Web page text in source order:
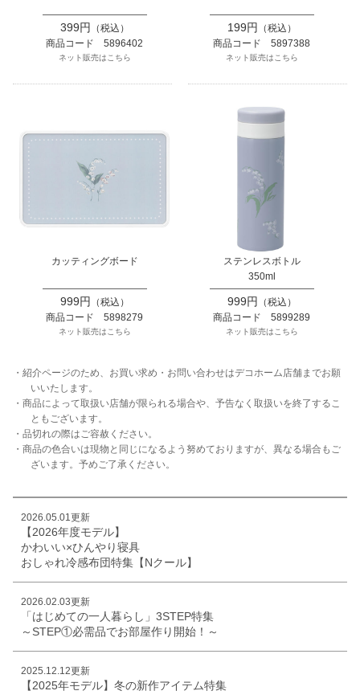
399円
（税込）
商品コード 5896402
ネット販売はこちら
199円
（税込）
商品コード 5897388
ネット販売はこちら
カッティングボード
999円
（税込）
商品コード 5898279
ネット販売はこちら
ステンレスボトル
350ml
999円
（税込）
商品コード 5899289
ネット販売はこちら
・紹介ページのため、お買い求め・お問い合わせはデコホーム店舗までお願
いいたします。
・商品によって取扱い店舗が限られる場合や、予告なく取扱いを終了するこ
ともございます。
・品切れの際はご容赦ください。
・商品の色合いは現物と同じになるよう努めておりますが、異なる場合もご
ざいます。予めご了承ください。
2026.05.01更新
【2026年度モデル】
かわいい×ひんやり寝具
おしゃれ冷感布団特集【Nクール】
2026.02.03更新
「はじめての一人暮らし」3STEP特集
～STEP①必需品でお部屋作り開始！～
2025.12.12更新
【2025年モデル】冬の新作アイテム特集